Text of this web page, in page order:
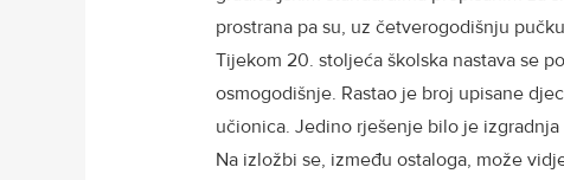
prostrana pa su, uz četverogodišnju
Tijekom 20. stoljeća školska nastava se
osmogodišnje. Rastao je broj upisane
učionica. Jedino rješenje bilo je
Na izložbi se, između ostaloga, može